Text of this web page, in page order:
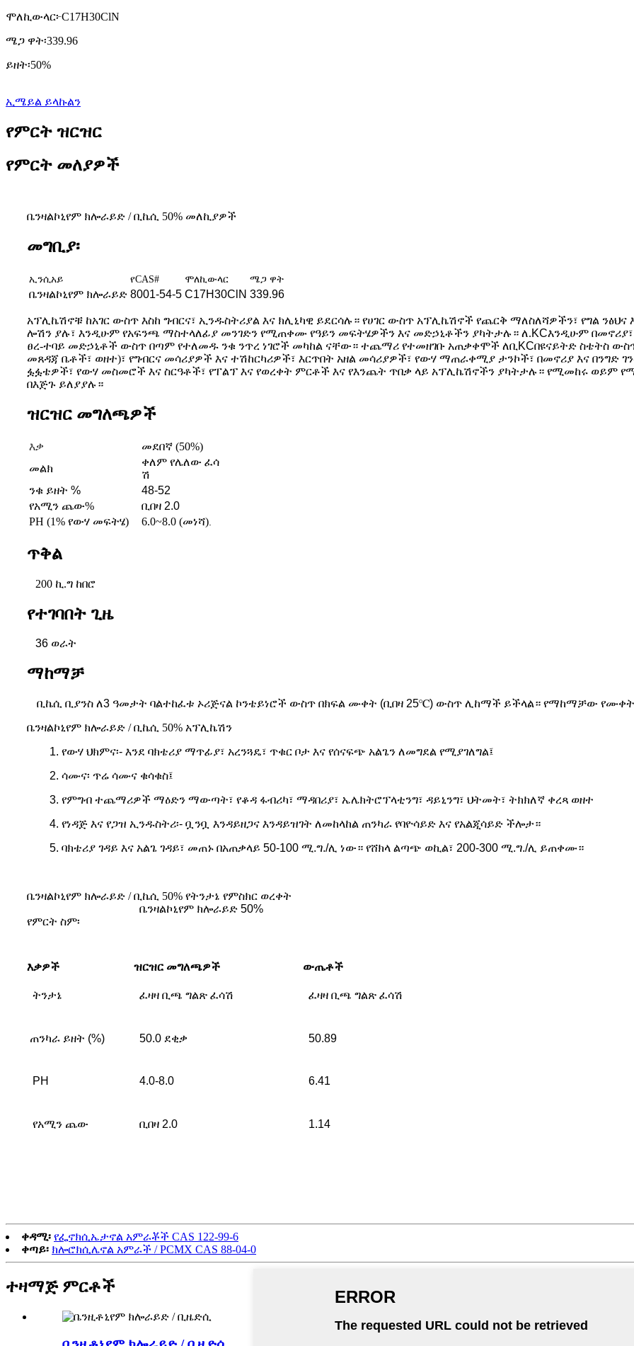
ሞለኪውላር፦C17H30ClN
ሜጋ ዋት፡339.96
ይዘት፡50%
ኢሜይል ይላኩልን
የምርት ዝርዝር
የምርት መለያዎች
ቤንዛልኮኒየም ክሎራይድ / ቢኬሲ 50% መለኪያዎች
መግቢያ፡
ኢንሲአይ የCAS# ሞለኪውላር ሜጋ ዋት
ቤንዛልኮኒየም ክሎራይድ 8001-54-5 C17H30ClN 339.96
አፕሊኬሽኖቹ ከአገር ውስጥ እስከ ግብርና፣ ኢንዱስትሪያል እና ክሊኒካዊ ይደርሳሉ። የሀገር ውስጥ አፕሊኬሽኖች የጨርቅ ማለስለሻዎችን፣ የግል
ሎሽን ያሉ፣ እንዲሁም የአፍንጫ ማስተላለፊያ መንገድን የሚጠቀሙ የዓይን መፍትሄዎችን እና መድኃኒቶችን ያካትታሉ። ለ.KCእንዲሁም
ፀረ-ተባይ መድኃኒቶች ውስጥ በጣም የተለመዱ ንቁ ንጥረ ነገሮች መካከል ናቸው። ተጨማሪ የተመዘገቡ አጠቃቀሞች ለቢKCበዩናይትድ ስቴትስ
መጸዳጃ ቤቶች፣ ወዘተ)፣ የግብርና መሳሪያዎች እና ተሽከርካሪዎች፣ እርጥበት አዘል መሳሪያዎች፣ የውሃ ማጠራቀሚያ ታንኮች፣ በመኖሪያ እና
ፏፏቴዎች፣ የውሃ መስመሮች እና ስርዓቶች፣ የፐልፕ እና የወረቀት ምርቶች እና የእንጨት ጥበቃ ላይ አፕሊኬሽኖችን ያካትታሉ። የሚመከሩ ወይም
በእጅጉ ይለያያሉ።
ዝርዝር መግለጫዎች
እቃ
መደበኛ (50%)
መልክ
ቀለም የሌለው ፈሳ
ሽ
ንቁ ይዘት %
48-52
የአሚን ጨው%
ቢበዛ 2.0
PH (1% የውሃ መፍትሄ)
6.0~8.0 (መነሻ)
ጥቅል
200 ኪ.ግ ከበሮ
የተገባበት ጊዜ
36 ወራት
ማከማቻ
ቢኬሲ ቢያንስ ለ3 ዓመታት ባልተከፈቱ ኦሪጅናል ኮንቴይነሮች ውስጥ በክፍል ሙቀት (ቢበዛ 25℃) ውስጥ ሊከማች ይችላል። የማከማቻው
ቤንዛልኮኒየም ክሎራይድ / ቢኬሲ 50% አፕሊኬሽን
1. የውሃ ህክምና፡- እንደ ባክቴሪያ ማጥፊያ፣ አረንጓዴ፣ ጥቁር ቦታ እና የሰናፍጭ አልጌን ለመግደል የሚያገለግል፤
2. ሳሙና፡ ጥሬ ሳሙና ቁሳቁስ፤
3. የምግብ ተጨማሪዎች ማዕድን ማውጣት፣ የቆዳ ፋብሪካ፣ ማዳበሪያ፣ ኤሌክትሮፕላቲንግ፣ ዳይኒንግ፣ ህትመት፣ ትክክለኛ ቀረጻ ወዘተ
4. የነዳጅ እና የጋዝ ኢንዱስትሪ፡- ቧንቧ እንዳይዘጋና እንዳይዝገት ለመከላከል ጠንካራ የባዮሳይድ እና የአልጂሳይድ ችሎታ።
5. ባክቴሪያ ገዳይ እና አልጌ ገዳይ፣ መጠኑ በአጠቃላይ 50-100 ሚ.ግ./ሊ ነው። የሸክላ ልጣጭ ወኪል፣ 200-300 ሚ.ግ./ሊ ይጠቀሙ።
ቤንዛልኮኒየም ክሎራይድ / ቢኬሲ 50% የትንታኔ የምስክር ወረቀት
የምርት ስም፡
ቤንዛልኮኒየም ክሎራይድ 50%
እቃዎች ዝርዝር መግለጫዎች ውጤቶች
ትንታኔ ፈዛዛ ቢጫ ግልጽ ፈሳሽ ፈዛዛ ቢጫ ግልጽ ፈሳሽ
ጠንካራ ይዘት (%) 50.0 ደቂቃ 50.89
PH 4.0-8.0 6.41
የአሚን ጨው ቢበዛ 2.0 1.14
ቀዳሚ፡ የፌኖክሲኤታኖል አምራቾች CAS 122-99-6
ቀጣይ፡ ክሎሮክሲሌኖል አምራች / PCMX CAS 88-04-0
ተዛማጅ ምርቶች